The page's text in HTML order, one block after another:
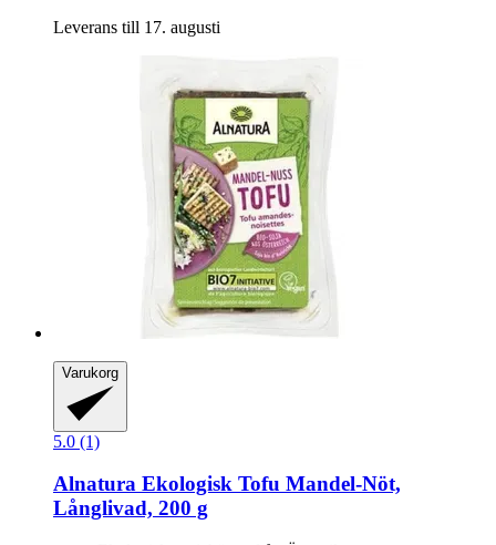
Leverans till 17. augusti
Varukorg
5.0 (1)
Alnatura Ekologisk Tofu Mandel-​Nöt,
Långlivad, 200 g